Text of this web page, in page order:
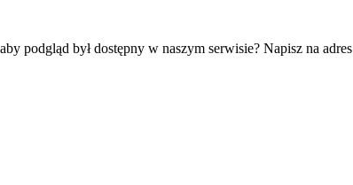
podgląd był dostępny w naszym serwisie? Napisz na adres